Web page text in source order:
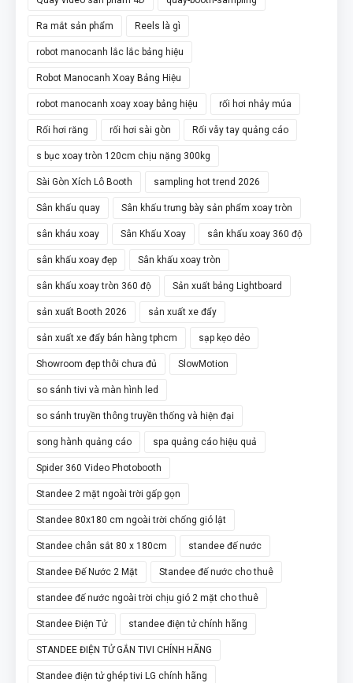
Ra mắt sản phẩm Reels là gì
robot manocanh lắc lắc bảng hiệu
Robot Manocanh Xoay Bảng Hiệu
robot manocanh xoay xoay bảng hiệu rối hơi nhảy múa
Rối hơi răng rối hơi sài gòn Rối vẫy tay quảng cáo
s bục xoay tròn 120cm chịu nặng 300kg
Sài Gòn Xích Lô Booth sampling hot trend 2026
Sân khấu quay Sân khấu trưng bày sản phẩm xoay tròn
sân kháu xoay Sân Khấu Xoay sân khấu xoay 360 độ
sân khấu xoay đẹp Sân khấu xoay tròn
sân khấu xoay tròn 360 độ Sản xuất bảng Lightboard
sản xuất Booth 2026 sản xuất xe đẩy
sản xuất xe đẩy bán hàng tphcm sạp kẹo dẻo
Showroom đẹp thôi chưa đủ SlowMotion
so sánh tivi và màn hình led
so sánh truyền thông truyền thống và hiện đại
song hành quảng cáo spa quảng cáo hiệu quả
Spider 360 Video Photobooth
Standee 2 mặt ngoài trời gấp gọn
Standee 80x180 cm ngoài trời chống gió lật
Standee chân sắt 80 x 180cm standee đế nước
Standee Đế Nước 2 Mặt Standee đế nước cho thuê
standee đế nước ngoài trời chịu gió 2 mặt cho thuê
Standee Điện Tử standee điện tử chính hãng
STANDEE ĐIỆN TỬ GẮN TIVI CHÍNH HÃNG
Standee điện tử ghép tivi LG chính hãng